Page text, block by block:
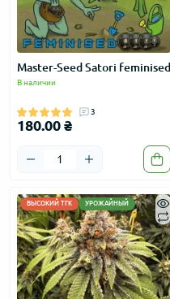
Master-Seed Satori feminised
В наличии
3
180.00 ₴
ВЫСОКИЙ ТГК УРОЖАЙНЫЙ